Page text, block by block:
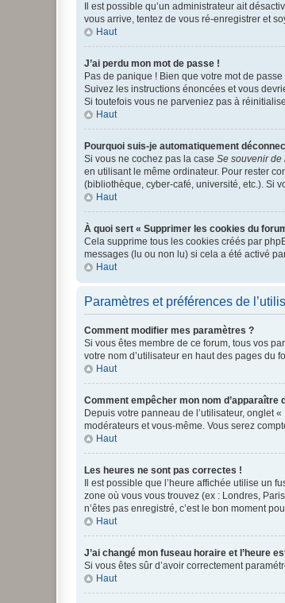
Il est possible qu’un administrateur ait
vous arrive, tentez de vous ré-enregistrer et
Haut
J’ai perdu mon mot de passe !
Pas de panique ! Bien que votre mot de
Suivez les instructions énoncées et vous
Si toutefois vous ne parveniez pas à
Haut
Pourquoi suis-je automatiquement
Si vous ne cochez pas la case Se souvenir de
en utilisant le même ordinateur. Pour rester
(bibliothèque, cyber-café, université, etc.). Si
Haut
À quoi sert « Supprimer les cookies du
Cela supprime tous les cookies créés par
messages (lu ou non lu) si cela a été activé
Haut
Paramètres et préférences de
Comment modifier mes paramètres ?
Si vous êtes membre de ce forum, tous vos
votre nom d’utilisateur en haut des pages du
Haut
Comment empêcher mon nom
Depuis votre panneau de l’utilisateur, onglet
modérateurs et vous-même. Vous serez
Haut
Les heures ne sont pas correctes !
Il est possible que l’heure affichée utilise un
zone où vous vous trouvez (ex : Londres,
n’êtes pas enregistré, c’est le bon moment
Haut
J’ai changé mon fuseau horaire et l’heure
Si vous êtes sûr d’avoir correctement
Haut